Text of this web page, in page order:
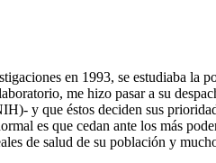
en 1993, se estudiaba
me hizo pasar a su
y que éstos deciden sus
es que cedan ante los más
de salud de su población y